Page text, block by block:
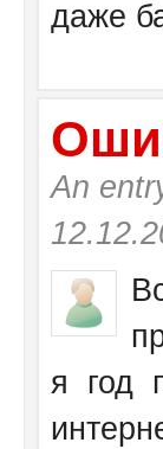
даже
An
я год